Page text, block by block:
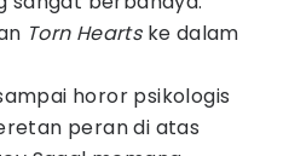
Torn Heartske dalam
horor psikologis
peran di atas